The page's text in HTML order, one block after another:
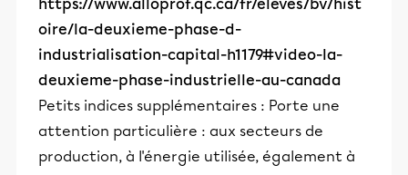
https://www.alloprof.qc.ca/fr/eleves/bv/hist
oire/la-deuxieme-phase-d-
industrialisation-capital-h1179#video-la-
deuxieme-phase-industrielle-au-canada
Petits indices supplémentaires : Porte une
attention particulière : aux secteurs de
production, à l'énergie utilisée, également à